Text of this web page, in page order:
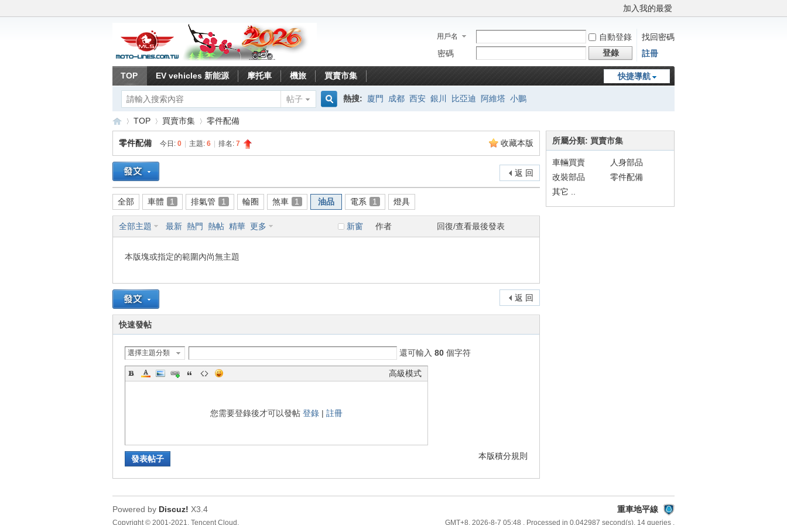
加入我的最愛
用戶名 自動登錄
找回密碼
密碼
登錄 註冊
快捷導航
TOP EV vehicles 新能源 摩托車 機旅 買賣市集
帖子
熱搜: 廈門 成都 西安 銀川 比亞迪 阿維塔 小鵬
車
平
»
TOP 買賣市集 零件配備
收藏本版
零件配備 今日: 0 主題: 6 排名: 7
返 回
全部 車體 1 排氣管 1 輪圈 煞車 1 油品 電系 1 燈具
新窗
全部主題 最新 熱門 熱帖 精華 更多 作者 回復/查看最後發表
本版塊或指定的範圍內尚無主題
返 回
快速發帖
選擇主題分類 還可輸入 80 個字符
高級模式
您需要登錄後才可以發帖 登錄 | 註冊
本版積分規則
發表帖子
所屬分類: 買賣市集
車輛買賣
人身部品
改裝部品
零件配備
其它 ..
重車地平線
GMT+8, 2026-8-7 05:48 , Processed in 0.042987 second(s), 14 queries .
Powered by Discuz! X3.4
Copyright © 2001-2021, Tencent Cloud.